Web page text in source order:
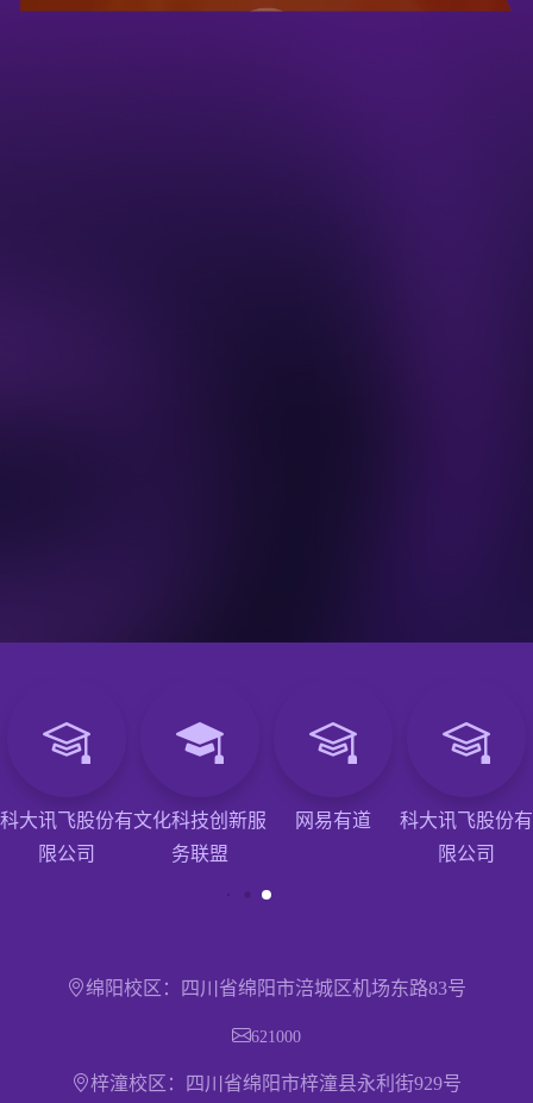
科大讯飞股份有
限公司
文化科技创新服
务联盟
网易有道
科大讯飞股份有
限公司
绵阳校区：四川省绵阳市涪城区机场东路83号
621000
梓潼校区：四川省绵阳市梓潼县永利街929号